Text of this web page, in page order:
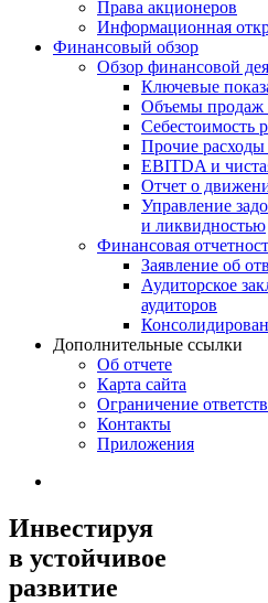
Права акционеров
Информационная
Финансовый обзор
Обзор финансовой
Ключевые
Объемы продаж
Себестоимость
Прочие
EBITDA и
Отчет о
Управление
и ликвидностью
Финансовая
Заявление об
Аудиторское
аудиторов
Дополнительные ссылки
Об отчете
Карта сайта
Ограничение
Контакты
Приложения
Инвестируя
в устойчивое
развитие